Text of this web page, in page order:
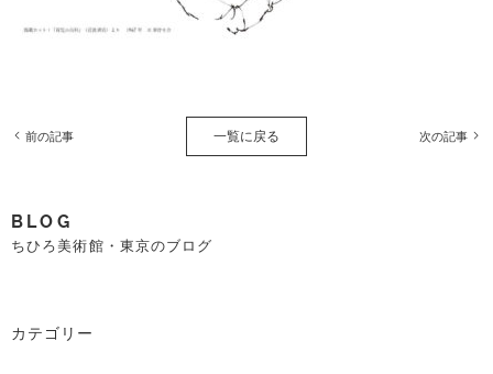
前の記事 一覧に戻る 次の記事
BLOG
ちひろ美術館・東京のブログ
カテゴリー